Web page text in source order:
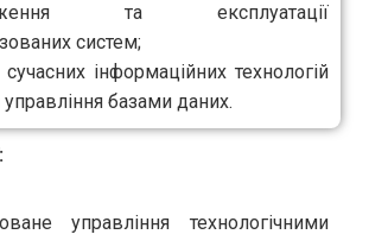
та експлуатації
систем;
інформаційних технологій
управління базами даних.
управління технологічними